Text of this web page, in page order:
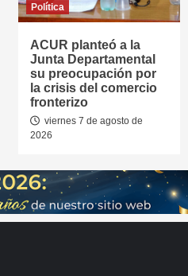
Política
ACUR planteó a la
Junta Departamental
su preocupación por
la crisis del comercio
fronterizo
viernes 7 de agosto de
2026